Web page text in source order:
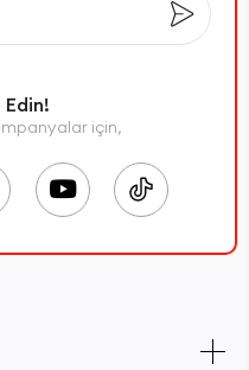
Edin!
için,